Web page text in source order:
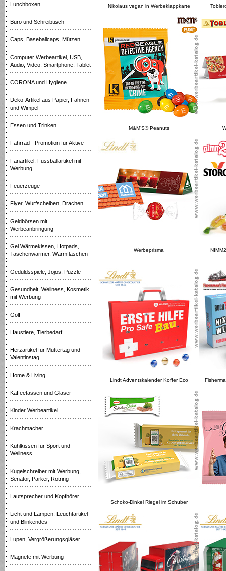
Nikolaus vegan in Werbeklappkarte
M&M’S® Peanuts
Werbeprisma
Lindt Adventskalender Koffer Eco
Schoko-Dinkel Riegel im Schuber
Lunchboxen
Büro und Schreibtisch
Caps, Baseballcaps, Mützen
Computer Werbeartikel, USB,
Audio, Video, Smartphone, Tablet
CORONA und Hygiene
Deko-Artikel aus Papier, Fahnen
und Wimpel
Essen und Trinken
Fahrrad - Promotion für Aktive
Fanartikel, Fussballartikel mit
Werbung
Feuerzeuge
Flyer, Wurfscheiben, Drachen
Geldbörsen mit
Werbeanbringung
Gel Wärmekissen, Hotpads,
Taschenwärmer, Wärmflaschen
Geduldsspiele, Jojos, Puzzle
Gesundheit, Wellness, Kosmetik
mit Werbung
Golf
Haustiere, Tierbedarf
Herzartikel für Muttertag und
Valentinstag
Home & Living
Kaffeetassen und Gläser
Kinder Werbeartikel
Krachmacher
Kühlkissen für Sport und
Wellness
Kugelschreiber mit Werbung,
Senator, Parker, Rotring
Lautsprecher und Kopfhörer
Licht und Lampen, Leuchtartikel
und Blinkendes
Lupen, Vergrößerungsgläser
Magnete mit Werbung